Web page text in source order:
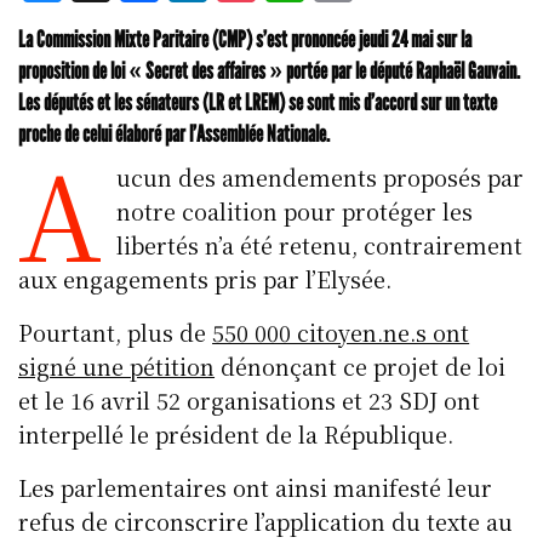
u
e
s
k
y
a
c
e
b
o
o
k
n
k
e
d
I
n
o
c
k
et
h
at
s
A
p
p
m
ai
l
La Commission Mixte Paritaire (CMP) s’est prononcée jeudi 24 mai sur la
proposition de loi « Secret des affaires » portée par le député Raphaël Gauvain.
Les députés et les sénateurs (LR et LREM) se sont mis d’accord sur un texte
proche de celui élaboré par l’Assemblée Nationale.
A ucun des amendements proposés par
notre coalition pour protéger les
libertés n’a été retenu, contrairement
aux engagements pris par l’Elysée.
Pourtant, plus de550 000 citoyen.ne.s ont
signé une pétition dénonçant ce projet de loi
et le 16 avril 52 organisations et 23 SDJ ont
interpellé le président de la République.
Les parlementaires ont ainsi manifesté leur
refus de circonscrire l’application du texte au